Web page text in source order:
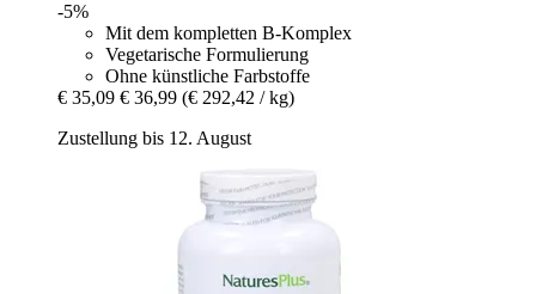
-5%
Mit dem kompletten B-Komplex
Vegetarische Formulierung
Ohne künstliche Farbstoffe
€ 35,09 € 36,99 (€ 292,42 / kg)
Zustellung bis 12. August